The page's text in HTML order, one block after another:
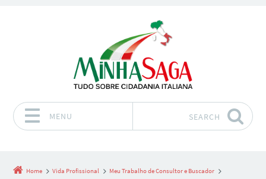
MENU SEARCH
Home Vida Profissional
Meu Trabalho de Consultor e Buscador